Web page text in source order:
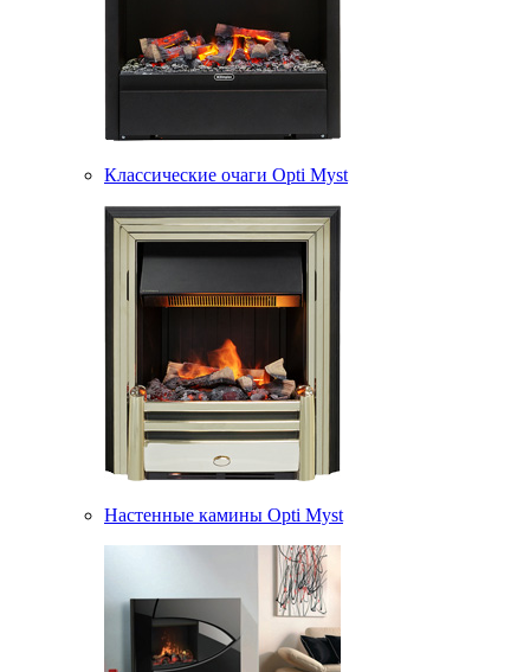
Классические очаги Opti Myst
Настенные камины Opti Myst